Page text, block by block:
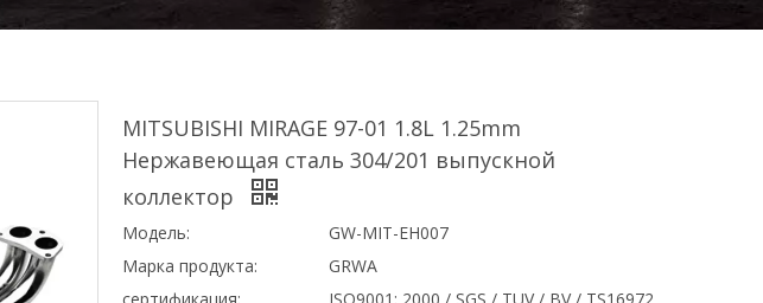
MITSUBISHI MIRAGE 97-01 1.8L 1.25mm
Нержавеющая сталь 304/201 выпускной
коллектор
Модель:
GW-MIT-EH007
Марка продукта:
GRWA